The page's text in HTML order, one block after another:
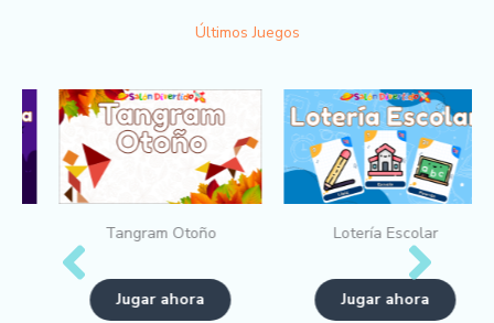
Últimos Juegos
Tangram Otoño
Jugar ahora
Lotería Escolar
Jugar ahora